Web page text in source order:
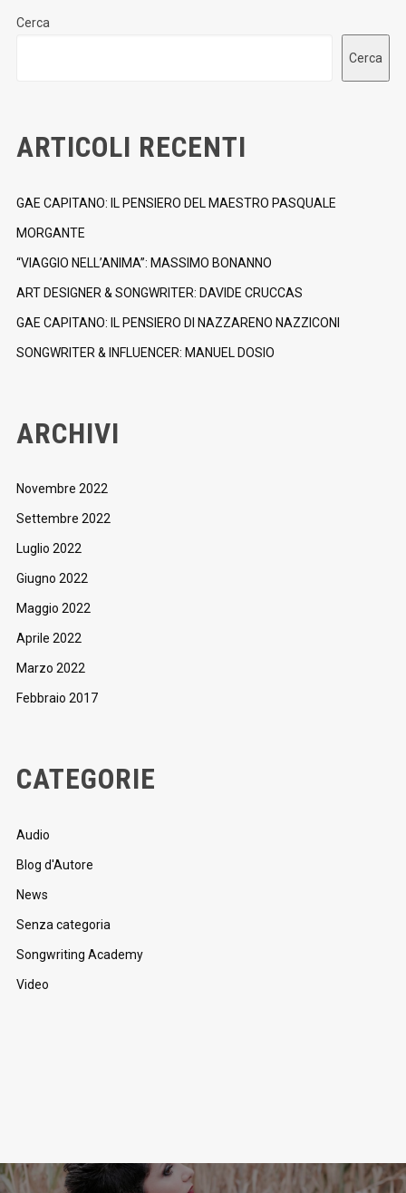
Cerca
Cerca
ARTICOLI RECENTI
GAE CAPITANO: IL PENSIERO DEL MAESTRO PASQUALE
MORGANTE
“VIAGGIO NELL’ANIMA”: MASSIMO BONANNO
ART DESIGNER & SONGWRITER: DAVIDE CRUCCAS
GAE CAPITANO: IL PENSIERO DI NAZZARENO NAZZICONI
SONGWRITER & INFLUENCER: MANUEL DOSIO
ARCHIVI
Novembre 2022
Settembre 2022
Luglio 2022
Giugno 2022
Maggio 2022
Aprile 2022
Marzo 2022
Febbraio 2017
CATEGORIE
Audio
Blog d'Autore
News
Senza categoria
Songwriting Academy
Video